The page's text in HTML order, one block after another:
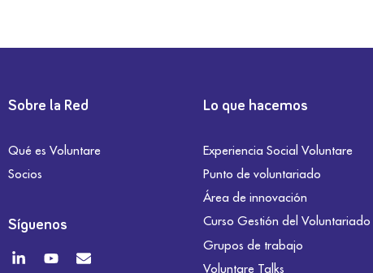
Sobre la Red
Qué es Voluntare
Socios
Síguenos
Lo que hacemos
Experiencia Social Voluntare
Punto de voluntariado
Área de innovación
Curso Gestión del Voluntariado
Grupos de trabajo
Voluntare Talks